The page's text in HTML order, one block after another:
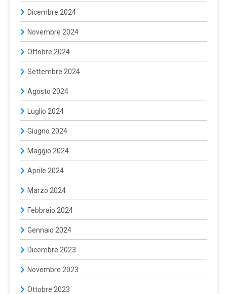
Dicembre 2024
Novembre 2024
Ottobre 2024
Settembre 2024
Agosto 2024
Luglio 2024
Giugno 2024
Maggio 2024
Aprile 2024
Marzo 2024
Febbraio 2024
Gennaio 2024
Dicembre 2023
Novembre 2023
Ottobre 2023